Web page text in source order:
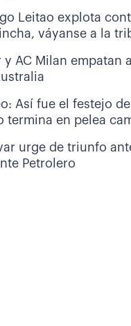
Leitao explota
váyanse a la
y AC Milan empatan
Así fue el festejo
termina en pelea
urge de triunfo
Petrolero